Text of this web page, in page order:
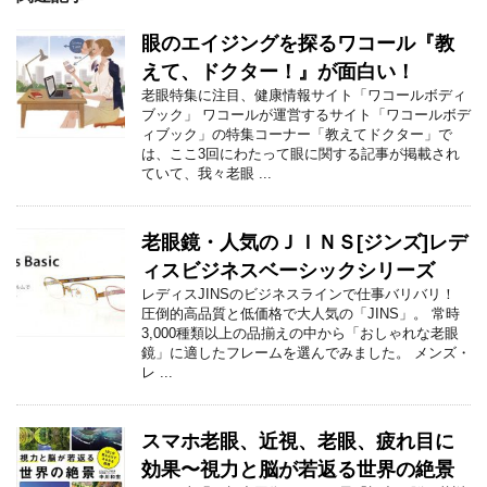
眼のエイジングを探るワコール『教
えて、ドクター！』が面白い！
老眼特集に注目、健康情報サイト「ワコールボディ
ブック」 ワコールが運営するサイト「ワコールボデ
ィブック」の特集コーナー「教えてドクター」で
は、ここ3回にわたって眼に関する記事が掲載され
ていて、我々老眼 ...
老眼鏡・人気のＪＩＮＳ[ジンズ]レデ
ィスビジネスベーシックシリーズ
レディスJINSのビジネスラインで仕事バリバリ！
圧倒的高品質と低価格で大人気の「JINS」。 常時
3,000種類以上の品揃えの中から「おしゃれな老眼
鏡」に適したフレームを選んでみました。 メンズ・
レ ...
スマホ老眼、近視、老眼、疲れ目に
効果〜視力と脳が若返る世界の絶景